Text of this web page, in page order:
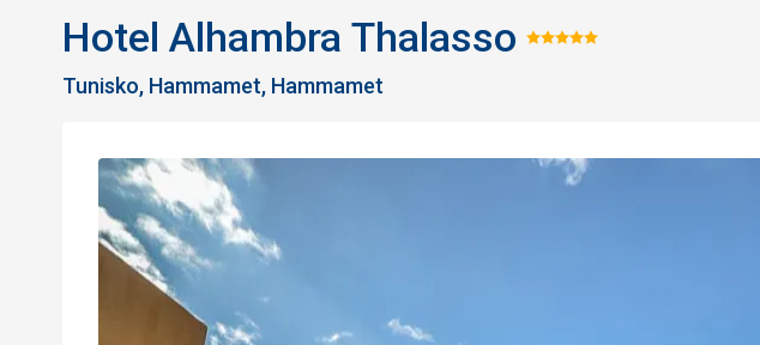
Hotel Alhambra Thalasso Hodnotenie:
Tunisko, Hammamet, Hammamet